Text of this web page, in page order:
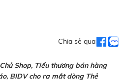
Chia sẻ qua
Shop, Tiểu thương bán hàng
BIDV cho ra mắt dòng Thẻ